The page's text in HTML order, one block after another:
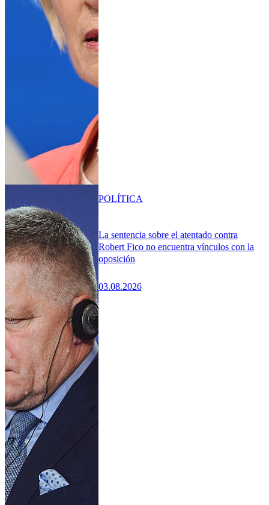
La sentencia sobre el atentado contra
Robert Fico no encuentra vínculos con la
oposición
03.08.2026
POLÍTICA